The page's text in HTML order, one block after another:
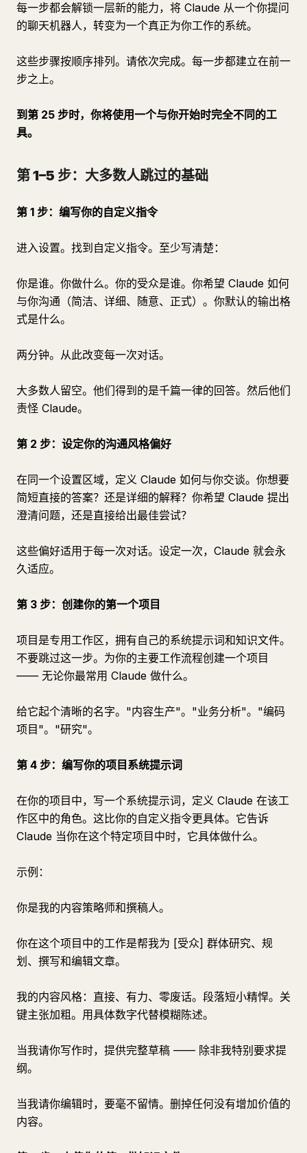
每一步都会解锁一层新的能力，将 Claude 从一个你提问
的聊天机器人，转变为一个真正为你工作的系统。
这些步骤按顺序排列。请依次完成。每一步都建立在前一
步之上。
到第 25 步时，你将使用一个与你开始时完全不同的工
具。
第 1–5 步：大多数人跳过的基础
第 1 步：编写你的自定义指令
进入设置。找到自定义指令。至少写清楚：
你是谁。你做什么。你的受众是谁。你希望 Claude 如何
与你沟通（简洁、详细、随意、正式）。你默认的输出格
式是什么。
两分钟。从此改变每一次对话。
大多数人留空。他们得到的是千篇一律的回答。然后他们
责怪 Claude。
第 2 步：设定你的沟通风格偏好
在同一个设置区域，定义 Claude 如何与你交谈。你想要
简短直接的答案？还是详细的解释？你希望 Claude 提出
澄清问题，还是直接给出最佳尝试？
这些偏好适用于每一次对话。设定一次，Claude 就会永
久适应。
第 3 步：创建你的第一个项目
项目是专用工作区，拥有自己的系统提示词和知识文件。
不要跳过这一步。为你的主要工作流程创建一个项目
—— 无论你最常用 Claude 做什么。
给它起个清晰的名字。"内容生产"。"业务分析"。"编码
项目"。"研究"。
第 4 步：编写你的项目系统提示词
在你的项目中，写一个系统提示词，定义 Claude 在该工
作区中的角色。这比你的自定义指令更具体。它告诉
Claude 当你在这个特定项目中时，它具体做什么。
示例：
你是我的内容策略师和撰稿人。
你在这个项目中的工作是帮我为 [受众] 群体研究、规
划、撰写和编辑文章。
我的内容风格：直接、有力、零废话。段落短小精悍。关
键主张加粗。用具体数字代替模糊陈述。
当我请你写作时，提供完整草稿 —— 除非我特别要求提
纲。
当我请你编辑时，要毫不留情。删掉任何没有增加价值的
内容。